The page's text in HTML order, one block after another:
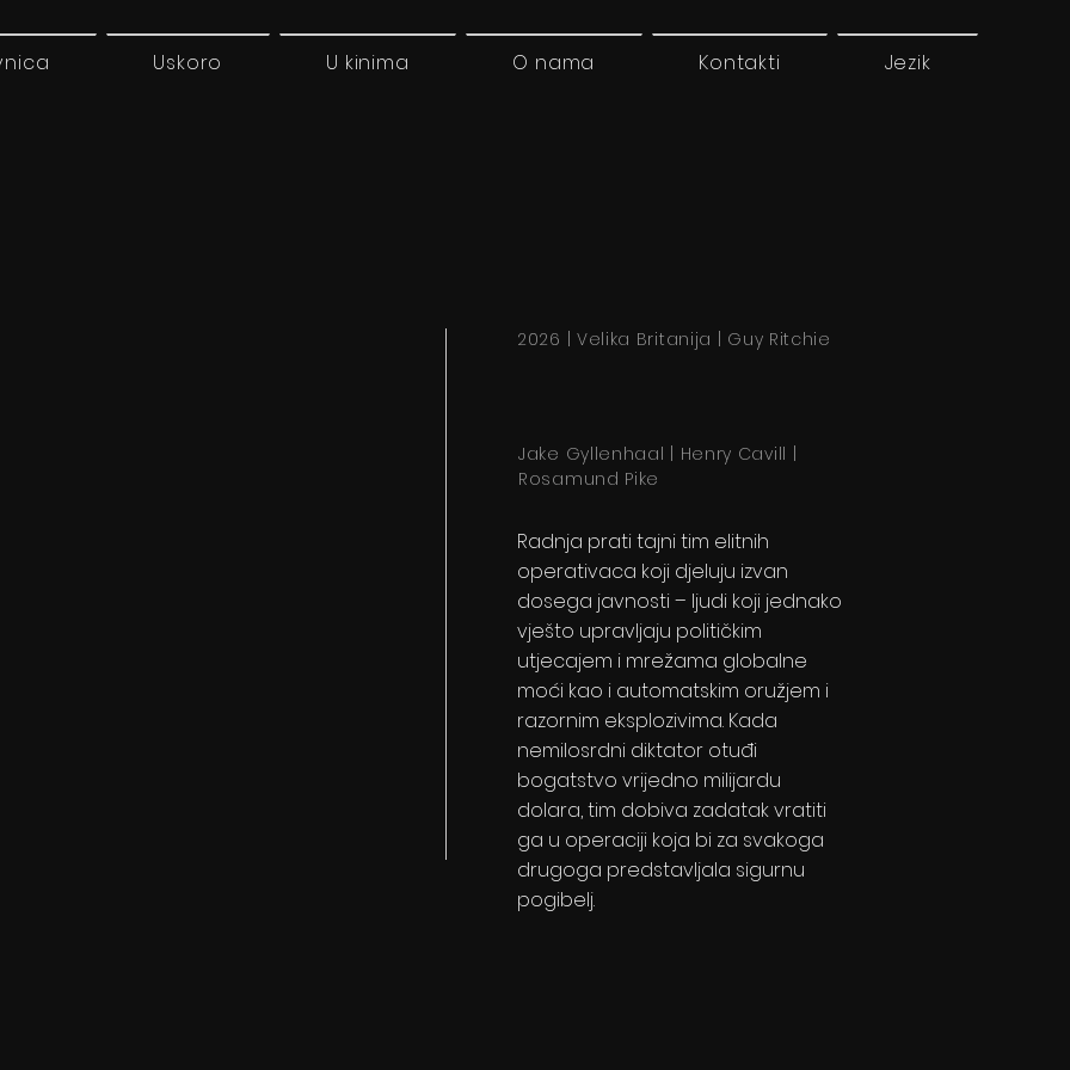
Uskoro U kinima O nama Kontakti Jezik
2026 | Velika Britanija | Guy Ritchie
Jake Gyllenhaal | Henry Cavill |
Rosamund Pike
Radnja prati tajni tim elitnih
operativaca koji djeluju izvan
dosega javnosti – ljudi koji jednako
vješto upravljaju političkim
utjecajem i mrežama globalne
moći kao i automatskim oružjem i
razornim eksplozivima. Kada
nemilosrdni diktator otuđi
bogatstvo vrijedno milijardu
dolara, tim dobiva zadatak vratiti
ga u operaciji koja bi za svakoga
drugoga predstavljala sigurnu
pogibelj.